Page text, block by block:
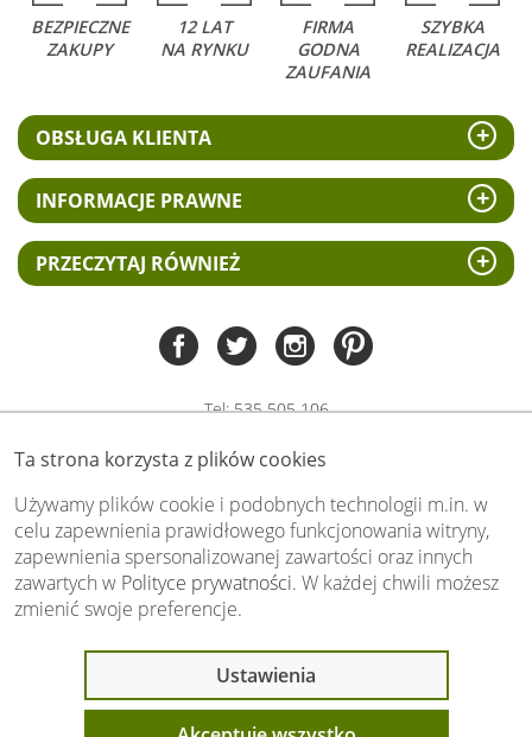
Ta strona korzysta z plików cookies
Używamy plików cookie i podobnych technologii m.in. w
celu zapewnienia prawidłowego funkcjonowania witryny,
zapewnienia spersonalizowanej zawartości oraz innych
zawartych w Polityce prywatności. W każdej chwili możesz
zmienić swoje preferencje.
Ustawienia
BEZPIECZNE
ZAKUPY
12 LAT
NA RYNKU
FIRMA
GODNA
ZAUFANIA
SZYBKA
REALIZACJA
OBSŁUGA KLIENTA
INFORMACJE PRAWNE
PRZECZYTAJ RÓWNIEŻ
Tel:535 505 106
biuro@swiat-obrazow.pl
Copyright by swiat-obrazow.pl 2026,
Wszelkie prawa zastrzeżone
Stronę oceniło już13699osób.
Otrzymaliśmy4.89pkt. na 5możliwych.
Oceń nas również Ty:
oglądało ten produkt